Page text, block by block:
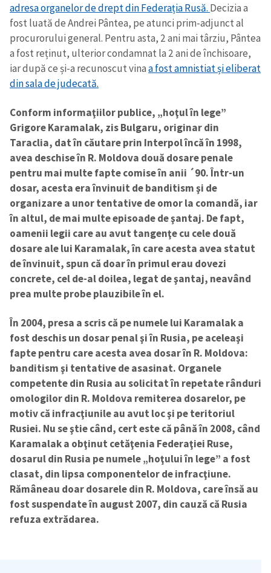
adresa organelor de drept din Federația Rusă. Decizia a
fost luată de Andrei Pântea, pe atunci prim-adjunct al
procurorului general. Pentru asta, 2 ani mai târziu, Pântea
a fost reținut, ulterior condamnat la 2 ani de închisoare,
iar după ce și-a recunoscut vinaa fost amnistiat și eliberat
din sala de judecată.
Conform informaţiilor publice, „hoţul în lege”
Grigore Karamalak, zis Bulgaru, originar din
Taraclia, dat în căutare prin Interpol încă în 1998,
avea deschise în R. Moldova două dosare penale
pentru mai multe fapte comise în anii ´90. Într-un
dosar, acesta era învinuit de banditism şi de
organizare a unor tentative de omor la comandă, iar
în altul, de mai multe episoade de şantaj. De fapt,
oamenii legii care au avut tangenţe cu cele două
dosare ale lui Karamalak, în care acesta avea statut
de învinuit, spun că doar în primul erau dovezi
concrete, cel de-al doilea, legat de şantaj, neavând
prea multe probe plauzibile în el.
În 2004, presa a scris că pe numele lui Karamalak a
fost deschis un dosar penal şi în Rusia, pe aceleaşi
fapte pentru care acesta avea dosar în R. Moldova:
banditism şi tentative de asasinat. Organele
competente din Rusia au solicitat în repetate rânduri
omologilor din R. Moldova remiterea dosarelor, pe
motiv că infracţiunile au avut loc şi pe teritoriul
Rusiei. Nu se ştie când, cert este că până în 2008, când
Karamalak a obţinut cetăţenia Federaţiei Ruse,
dosarul din Rusia pe numele „hoţului în lege” a fost
clasat, din lipsa componentelor de infracţiune.
Rămâneau doar dosarele din R. Moldova, care însă au
fost suspendate în august 2007, din cauză că Rusia
refuza extrădarea.